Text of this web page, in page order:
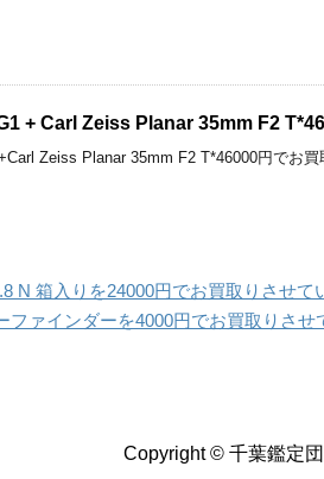
+ Carl Zeiss Planar 35mm F2
Zeiss Planar 35mm F2 T*46000円でお買
N 箱入りを24000円でお買取りさせて
ファインダーを4000円でお買取りさせ
Copyright © 千葉鑑定